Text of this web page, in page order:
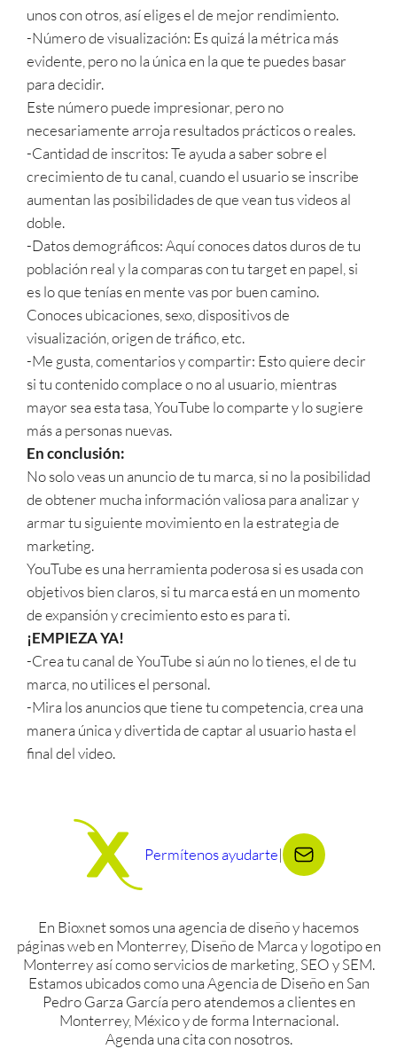
unos con otros, así eliges el de mejor rendimiento.
-Número de visualización: Es quizá la métrica más
evidente, pero no la única en la que te puedes basar
para decidir.
Este número puede impresionar, pero no
necesariamente arroja resultados prácticos o reales.
-Cantidad de inscritos: Te ayuda a saber sobre el
crecimiento de tu canal, cuando el usuario se inscribe
aumentan las posibilidades de que vean tus videos al
doble.
-Datos demográficos: Aquí conoces datos duros de tu
población real y la comparas con tu target en papel, si
es lo que tenías en mente vas por buen camino.
Conoces ubicaciones, sexo, dispositivos de
visualización, origen de tráfico, etc.
-Me gusta, comentarios y compartir: Esto quiere decir
si tu contenido complace o no al usuario, mientras
mayor sea esta tasa, YouTube lo comparte y lo sugiere
más a personas nuevas.
En conclusión:
No solo veas un anuncio de tu marca, si no la posibilidad
de obtener mucha información valiosa para analizar y
armar tu siguiente movimiento en la estrategia de
marketing.
YouTube es una herramienta poderosa si es usada con
objetivos bien claros, si tu marca está en un momento
de expansión y crecimiento esto es para ti.
¡EMPIEZA YA!
-Crea tu canal de YouTube si aún no lo tienes, el de tu
marca, no utilices el personal.
-Mira los anuncios que tiene tu competencia, crea una
manera única y divertida de captar al usuario hasta el
final del video.
Permítenos ayudarte|
En Bioxnet somos una agencia de diseño y hacemos
páginas web en Monterrey, Diseño de Marca y logotipo en
Monterrey así como servicios de marketing, SEO y SEM.
Estamos ubicados como una Agencia de Diseño en San
Pedro Garza García pero atendemos a clientes en
Monterrey, México y de forma Internacional.
Agenda una cita con nosotros.